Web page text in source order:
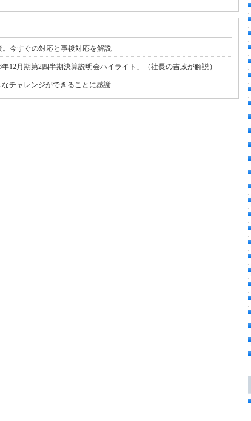
今すぐの対応と事後対応を解説
12月期第2四半期決算説明会ハイライト」（社長の吉政が解説）
チャレンジができることに感謝